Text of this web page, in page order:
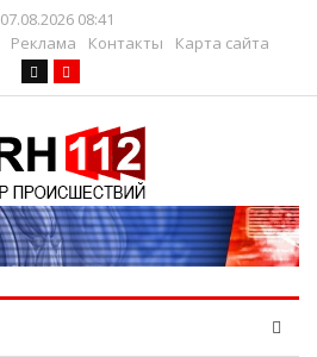
07.08.2026 08:41
Реклама Контакты Карта сайта